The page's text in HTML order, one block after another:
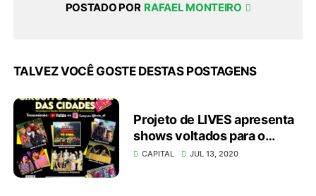
POSTADO POR RAFAEL MONTEIRO
TALVEZ VOCÊ GOSTE DESTAS POSTAGENS
Projeto de LIVES apresenta
shows voltados para o
público infantil
CAPITAL JUL 13, 2020